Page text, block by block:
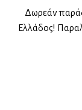
Δωρεάν
Ελλάδος!